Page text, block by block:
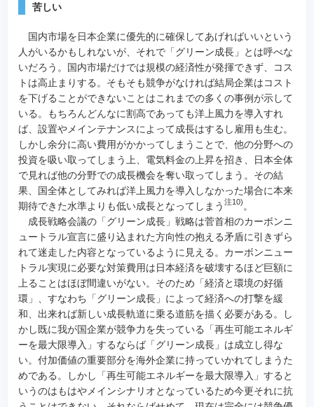
苦しい
国内市場を日本企業に優先的に確保してあげればいいという
人がいるかもしれないが、それで「グリーン成長」とは呼べな
いだろう。国内市場だけでは規模の経済性が発揮できず、コス
トは高止まりする。そもそも競争がなければ結局企業はコスト
を下げることができないことはこれまでの多くの事例が示して
いる。もちろんどんなに割高であっても洋上風力を導入すれ
ば、設置やメインテナンスによって成長はするし雇用も生む。
しかし余分に高い費用がかかってしまうことで、他の分野への
投資を吸い取ってしまう上、電気料金の上昇を招き、日本全体
で見れば他の分野での成長機会を奪い取ってしまう。その結
果、国全体としてみれば洋上風力を導入しなかった場合に本来
期待できた水準よりも低い成長となってしまう 注10) 。
成長戦略会議の「グリーン成長」戦略は菅首相のカーボンニ
ュートラル宣言に盛り込まれた方向性の抱える矛盾に引きずら
れて迷走した内容となっているように見える。カーボンニュー
トラル実現に必要な対策費用は日本経済を破壊するほど巨額に
上ることはほぼ間違いがない。そのため「経済と環境の好循
環」、すなわち「グリーン成長」によって経済への打撃を緩
和、出来れば新しい成長軌道に乗る道筋を描く必要がある。し
かし既に我が国企業が競争力を失っている「再生可能エネルギ
ーを最大限導入」するならば「グリーン成長」は成立し得な
い。付加価値の重要部分を海外企業に持っていかれてしまうた
めである。しかし「再生可能エネルギーを最大限導入」すると
いうのはもはやメインシナリオとなっているため今更それに抗